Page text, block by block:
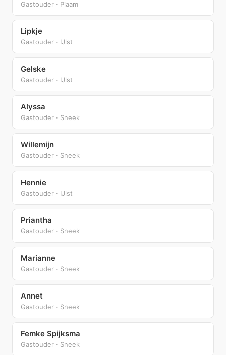
Gastouder · Piaam
Lipkje
Gastouder · IJlst
Gelske
Gastouder · IJlst
Alyssa
Gastouder · Sneek
Willemijn
Gastouder · Sneek
Hennie
Gastouder · IJlst
Priantha
Gastouder · Sneek
Marianne
Gastouder · Sneek
Annet
Gastouder · Sneek
Femke Spijksma
Gastouder · Sneek